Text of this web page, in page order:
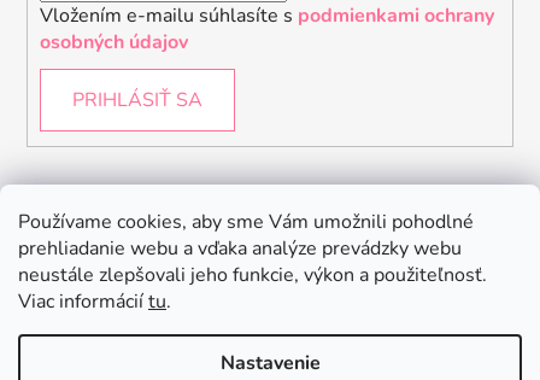
Používame cookies, aby sme Vám umožnili pohodlné
prehliadanie webu a vďaka analýze prevádzky webu
neustále zlepšovali jeho funkcie, výkon a použiteľnosť.
Viac informáciítu.
Nastavenie
Vložením e-mailu súhlasíte s podmienkami ochrany
osobných údajov
PRIHLÁSIŤ SA
Instagram